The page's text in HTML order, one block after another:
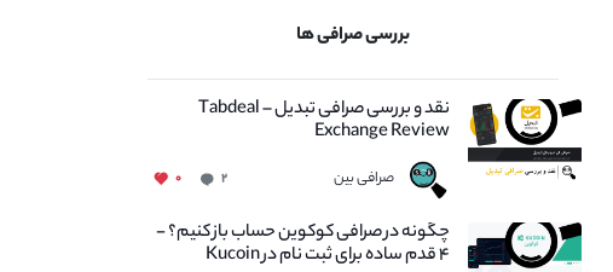
بررسی صرافی ها
نقد و بررسی صرافی تبدیل – Tabdeal
Exchange Review
صرافی بین ۲ ۰
چگونه در صرافی کوکوین حساب باز کنیم؟ -
۴ قدم ساده برای ثبت نام در Kucoin